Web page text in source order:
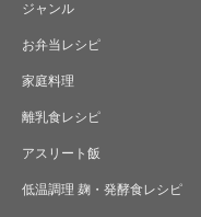
ジャンル
お弁当レシピ
家庭料理
離乳食レシピ
アスリート飯
低温調理 麹・発酵食レシピ